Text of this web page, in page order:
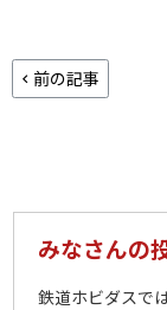
前の記事
みなさんの
鉄道ホビダスで